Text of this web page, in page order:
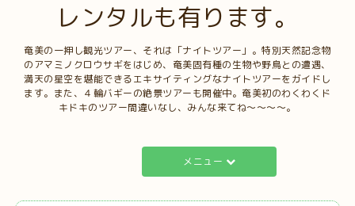
レンタルも有ります。
奄美の一押し観光ツアー、それは「ナイトツアー」。特別天然記念物
のアマミノクロウサギをはじめ、奄美固有種の生物や野鳥との遭遇、
満天の星空を堪能できるエキサイティングなナイトツアーをガイドし
ます。また、４輪バギーの絶景ツアーも開催中。奄美初のわくわくド
キドキのツアー間違いなし、みんな来てね～～～～。
メニュー